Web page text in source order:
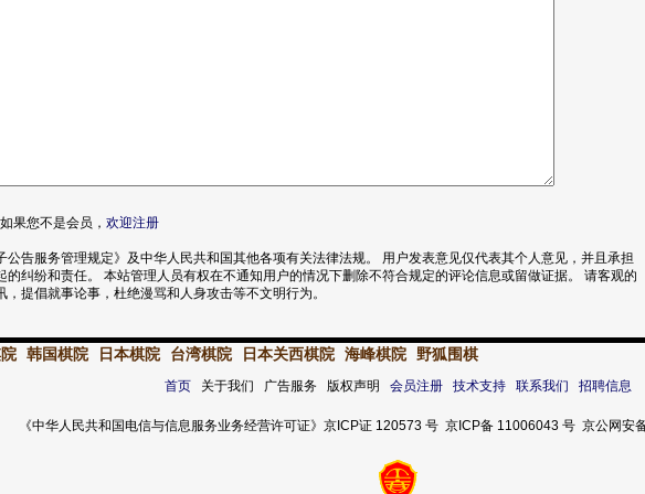
如果您不是会员， 欢迎注册
公告服务管理规定》及中华人民共和国其他各项有关法律法规。 用户发表意见仅代表其个人意见，并且承担
的纠纷和责任。 本站管理人员有权在不通知用户的情况下删除不符合规定的评论信息或留做证据。 请客观的
，提倡就事论事，杜绝漫骂和人身攻击等不文明行为。
韩国棋院 日本棋院 台湾棋院 日本关西棋院 海峰棋院 野狐围棋
首页关于我们 广告服务 版权声明 会员注册 技术支持 联系我们 招聘信息
《中华人民共和国电信与信息服务业务经营许可证》京ICP证 120573 号 京ICP备 11006043 号 京公网安